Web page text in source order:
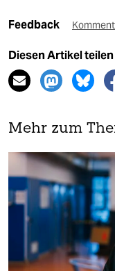
Feedback
Diesen Artikel teilen
Mehr zum